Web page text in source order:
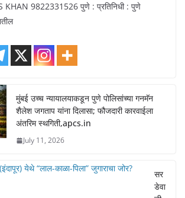
KHAN 9822331526 पुणे : प्रतिनिधी : पुणे
मुंबई उच्च न्यायालयाकडून पुणे पोलिसांच्या गनमॅन
शैलेश जगताप यांना दिलासा; फौजदारी कारवाईला
अंतरिम स्थगिती,apcs.in
July 11, 2026
सर
डेवा